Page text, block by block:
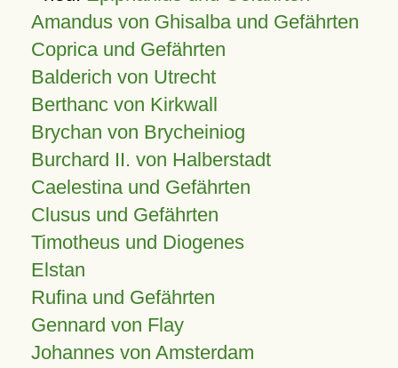
Amandus von Ghisalba und Gefährten
Coprica und Gefährten
Balderich von Utrecht
Berthanc von Kirkwall
Brychan von Brycheiniog
Burchard II. von Halberstadt
Caelestina und Gefährten
Clusus und Gefährten
Timotheus und Diogenes
Elstan
Rufina und Gefährten
Gennard von Flay
Johannes von Amsterdam